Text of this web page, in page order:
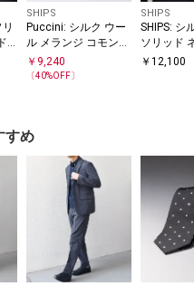
SHIPS
Puccini: シルク ウー
ル メランジ コモン
ネクタイ
￥ 9,240
〔40%OFF〕
SHIPS
SHIPS: シ
ソリッド
￥12,100
すめ